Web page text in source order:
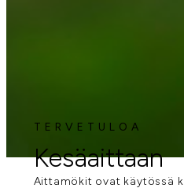
TERVETULOA
Kesäaittaan
Aittamökit ovat käytössä